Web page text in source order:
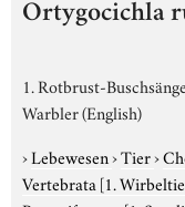
Ortygocichla
1. Rotbrust-
Warbler (English)
›Lebewesen›Tier›
Vertebrata [1.